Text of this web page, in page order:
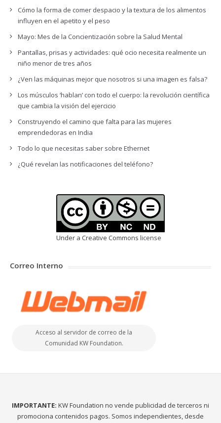
Cómo la forma de comer despacio y la textura de los alimentos
influyen en el apetito y el peso
Mayo: Mes de la Concientización sobre la Salud Mental
Pantallas, prisas y actividades: qué ocio necesita realmente un
niño menor de tres años
¿Ven las máquinas mejor que nosotros si una imagen es falsa?
Los músculos ‘hablan’ con todo el cuerpo: la revolución científica
que cambia la visión del ejercicio
Construyendo el camino que falta para las mujeres
emprendedoras en India
Todo lo que necesitas saber sobre Ethernet
¿Qué revelan las notificaciones del teléfono?
Under a Creative Commons license
Correo Interno
Acceso al servidor de correo de la
Comunidad KW Foundation.
IMPORTANTE: KW Foundation no vende publicidad de terceros ni
promociona contenidos pagos. Somos independientes, desde